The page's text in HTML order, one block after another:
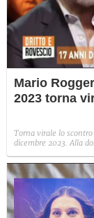
Mario
2023 torna
Torna virale lo
dicembre 2023. Alla